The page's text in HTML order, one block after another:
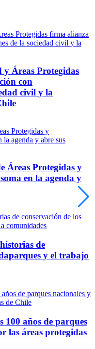
y Áreas Protegidas
con
civil y la
Áreas Protegidas y
en la agenda y
de
y el trabajo
100 años de parques
las áreas protegidas